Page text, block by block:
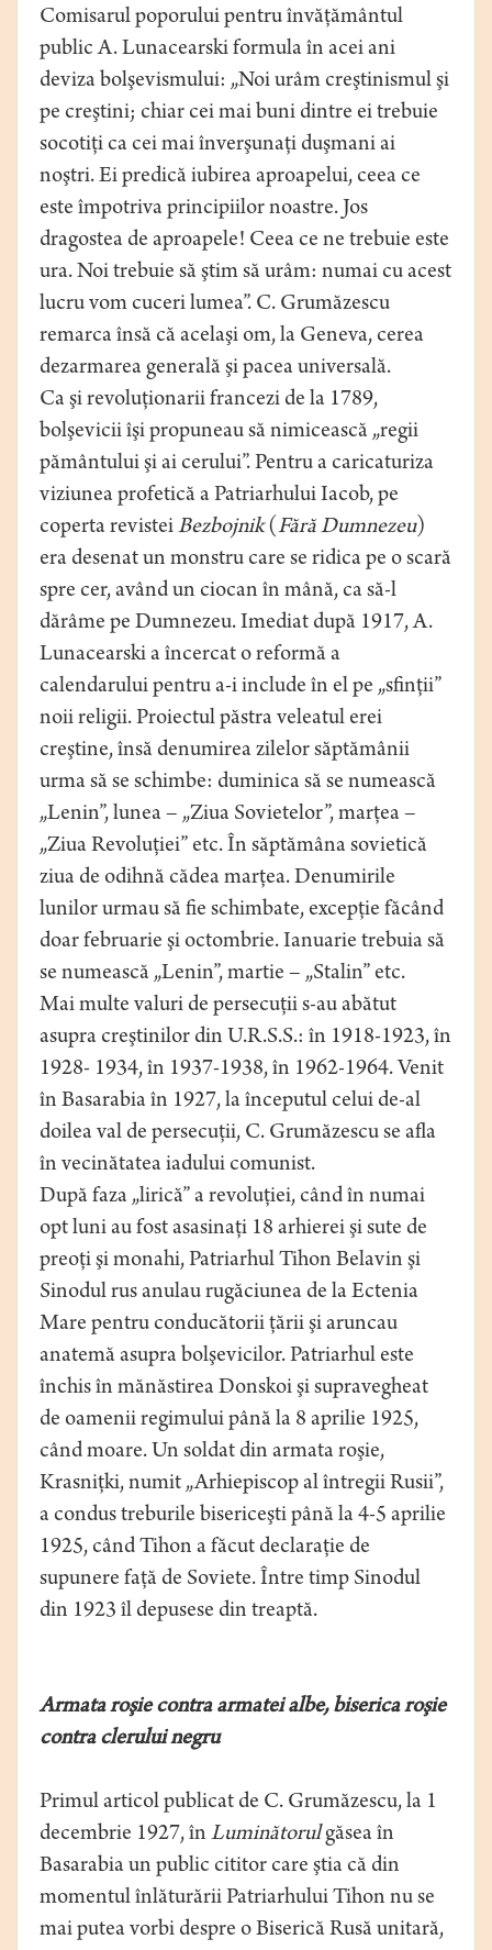
Comisarul poporului pentru învăţământul
public A. Lunacearski formula în acei ani
deviza bolşevismului: „Noi urâm creştinismul şi
pe creştini; chiar cei mai buni dintre ei trebuie
socotiţi ca cei mai înverşunaţi duşmani ai
noştri. Ei predică iubirea aproapelui, ceea ce
este împotriva principiilor noastre. Jos
dragostea de aproapele! Ceea ce ne trebuie este
ura. Noi trebuie să ştim să urâm: numai cu acest
lucru vom cuceri lumea”. C. Grumăzescu
remarca însă că acelaşi om, la Geneva, cerea
dezarmarea generală şi pacea universală.
Ca şi revoluţionarii francezi de la 1789,
bolşevicii îşi propuneau să nimicească „regii
pământului şi ai cerului”. Pentru a caricaturiza
viziunea profetică a Patriarhului Iacob, pe
coperta revisteiBezbojnik(Fără Dumnezeu)
era desenat un monstru care se ridica pe o scară
spre cer, având un ciocan în mână, ca să-l
dărâme pe Dumnezeu. Imediat după 1917, A.
Lunacearski a încercat o reformă a
calendarului pentru a-i include în el pe „sfinţii”
noii religii. Proiectul păstra veleatul erei
creştine, însă denumirea zilelor săptămânii
urma să se schimbe: duminica să se numească
„Lenin”, lunea – „Ziua Sovietelor”, marţea –
„Ziua Revoluţiei” etc. În săptămâna sovietică
ziua de odihnă cădea marţea. Denumirile
lunilor urmau să fie schimbate, excepţie făcând
doar februarie şi octombrie. Ianuarie trebuia să
se numească „Lenin”, martie – „Stalin” etc.
Mai multe valuri de persecuţii s-au abătut
asupra creştinilor din U.R.S.S.: în 1918-1923, în
1928- 1934, în 1937-1938, în 1962-1964. Venit
în Basarabia în 1927, la începutul celui de-al
doilea val de persecuţii, C. Grumăzescu se afla
în vecinătatea iadului comunist.
După faza „lirică” a revoluţiei, când în numai
opt luni au fost asasinaţi 18 arhierei şi sute de
preoţi şi monahi, Patriarhul Tihon Belavin şi
Sinodul rus anulau rugăciunea de la Ectenia
Mare pentru conducătorii ţării şi aruncau
anatemă asupra bolşevicilor. Patriarhul este
închis în mănăstirea Donskoi şi supravegheat
de oamenii regimului până la 8 aprilie 1925,
când moare. Un soldat din armata roşie,
Krasniţki, numit „Arhiepiscop al întregii Rusii”,
a condus treburile bisericeşti până la 4-5 aprilie
1925, când Tihon a făcut declaraţie de
supunere faţă de Soviete. Între timp Sinodul
din 1923 îl depusese din treaptă.
Armata roşie contra armatei albe, biserica roşie
contra clerului negru
Primul articol publicat de C. Grumăzescu, la 1
decembrie 1927, în Luminătorulgăsea în
Basarabia un public cititor care ştia că din
momentul înlăturării Patriarhului Tihon nu se
mai putea vorbi despre o Biserică Rusă unitară,